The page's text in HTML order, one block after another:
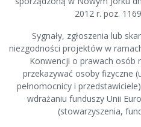
2012 r. poz.
Sygnały, zgłoszenia lub
niezgodności projektów w
Konwencji o prawach osób
przekazywać osoby fizyczne
pełnomocnicy i
wdrażaniu funduszy Unii
(stowarzyszenia,